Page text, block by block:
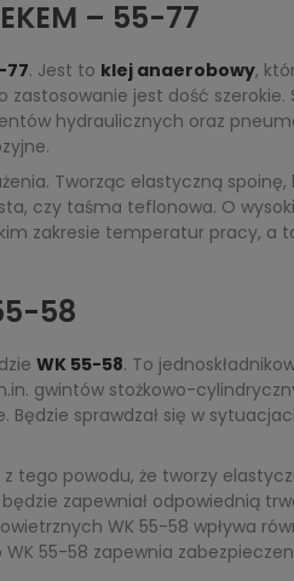
– 55-77
77. Jest to klej anaerobowy,
jest dość szerokie.
hydraulicznych oraz
Tworząc elastyczną spoinę,
czy taśma teflonowa. O
zakresie temperatur pracy, a
58
WK 55-58. To
gwintów stożkowo-
sprawdzał się w
tego powodu, że tworzy
zapewniał odpowiednią
WK 55-58 wpływa
55-58 zapewnia